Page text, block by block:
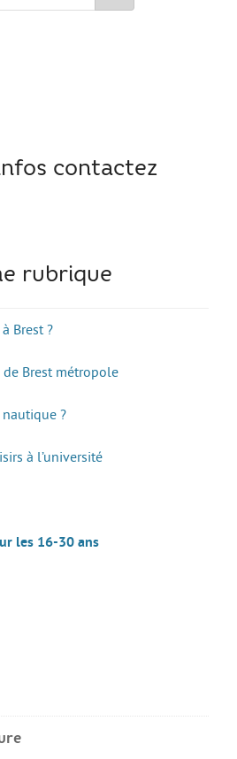
contactez
rubrique
Brest ?
Brest métropole
?
à l’université
les 16-30 ans